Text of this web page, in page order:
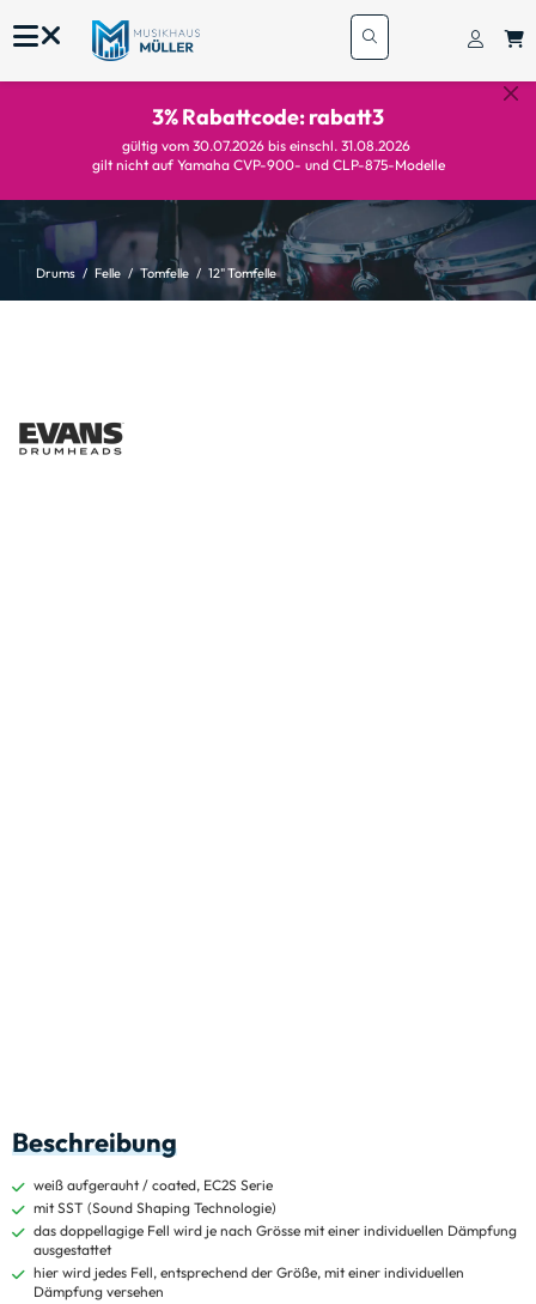
3% Rabattcode: rabatt3
gültig vom 30.07.2026 bis einschl. 31.08.2026
gilt nicht auf Yamaha CVP-900- und CLP-875-Modelle
Drums Felle Tomfelle 12" Tomfelle
Beschreibung
weiß aufgerauht / coated, EC2S Serie
mit SST (Sound Shaping Technologie)
das doppellagige Fell wird je nach Grösse mit einer individuellen Dämpfung
ausgestattet
hier wird jedes Fell, entsprechend der Größe, mit einer individuellen
Dämpfung versehen